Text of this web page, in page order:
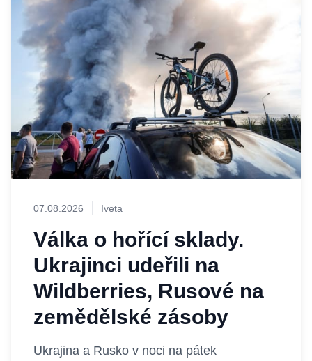
07.08.2026 Iveta
Válka o hořící sklady.
Ukrajinci udeřili na
Wildberries, Rusové na
zemědělské zásoby
Ukrajina a Rusko v noci na pátek